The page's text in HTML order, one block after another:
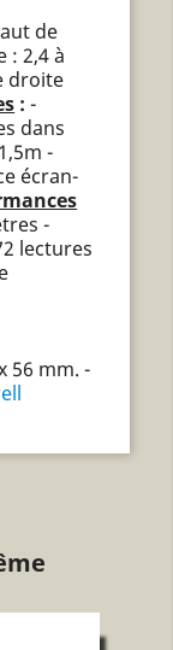
de
: 2,4 à
droite
: -
dans
-
écran-
-
lectures
56 mm. -